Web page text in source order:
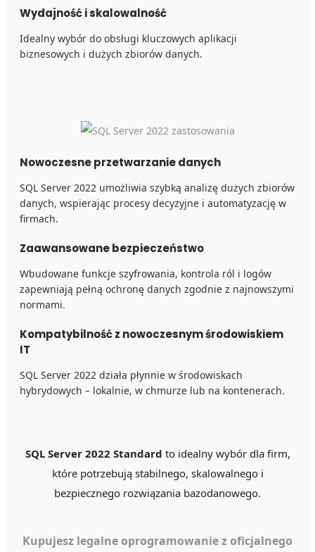
Wydajność i skalowalność
Idealny wybór do obsługi kluczowych aplikacji
biznesowych i dużych zbiorów danych.
Nowoczesne przetwarzanie danych
SQL Server 2022 umożliwia szybką analizę dużych zbiorów
danych, wspierając procesy decyzyjne i automatyzację w
firmach.
Zaawansowane bezpieczeństwo
Wbudowane funkcje szyfrowania, kontrola ról i logów
zapewniają pełną ochronę danych zgodnie z najnowszymi
normami.
Kompatybilność z nowoczesnym środowiskiem
IT
SQL Server 2022 działa płynnie w środowiskach
hybrydowych – lokalnie, w chmurze lub na kontenerach.
SQL Server 2022 Standard to idealny wybór dla firm,
które potrzebują stabilnego, skalowalnego i
bezpiecznego rozwiązania bazodanowego.
Kupujesz legalne oprogramowanie z oficjalnego